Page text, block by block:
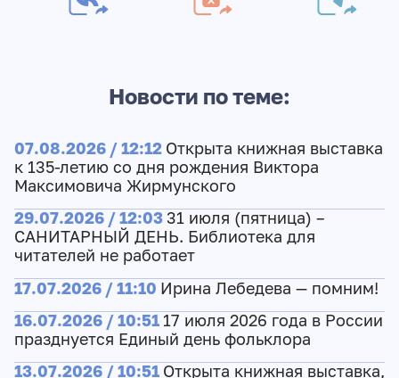
Новости по теме:
07.08.2026 / 12:12 Открыта книжная выставка
к 135-летию со дня рождения Виктора
Максимовича Жирмунского
29.07.2026 / 12:03 31 июля (пятница) –
САНИТАРНЫЙ ДЕНЬ. Библиотека для
читателей не работает
17.07.2026 / 11:10 Ирина Лебедева — помним!
16.07.2026 / 10:51 17 июля 2026 года в России
празднуется Единый день фольклора
13.07.2026 / 10:51 Открыта книжная выставка,